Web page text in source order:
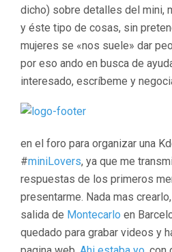
dicho) sobre detalles del mini,
y éste tipo de cosas, sin
mujeres se «nos suele» dar
por eso ando en busca de
interesado, escríbeme y
en el foro para organizar una
#miniLovers, ya que me
respuestas de los primeros
presentarme. Nada mas
salida de Montecarlo en
quedado para grabar videos y